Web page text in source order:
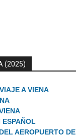
(2025)
A VIENA
ESPAÑOL
AEROPUERTO DE